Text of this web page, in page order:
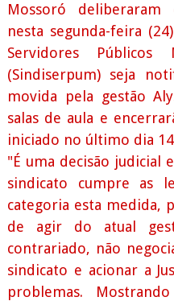
Mossoró deliberaram
nesta segunda-feira
Servidores Públicos
(Sindiserpum) seja
movida pela gestão
salas de aula e
iniciado no último dia
"É uma decisão judicial
sindicato cumpre as
categoria esta medida,
de agir do atual
contrariado, não
sindicato e acionar a
problemas.